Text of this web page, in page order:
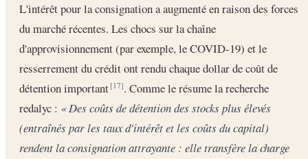
L'intérêt pour la consignation a augmenté en raison des forces
du marché récentes. Les chocs sur la chaîne
d'approvisionnement (par exemple, le COVID-19) et le
resserrement du crédit ont rendu chaque dollar de coût de
détention important[17]. Comme le résume la recherche
redalyc : « Des coûts de détention des stocks plus élevés
(entraînés par les taux d'intérêt et les coûts du capital)
rendent la consignation attrayante : elle transfère la charge